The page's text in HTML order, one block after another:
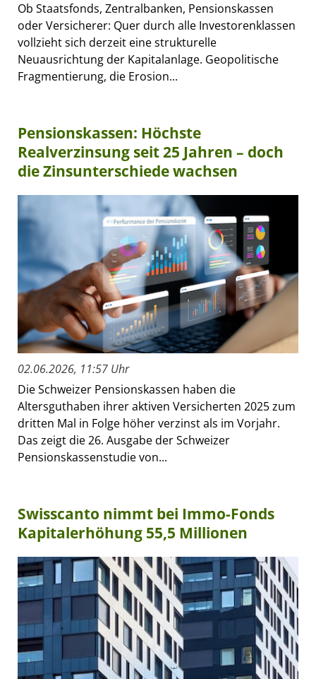
Ob Staatsfonds, Zentralbanken, Pensionskassen
oder Versicherer: Quer durch alle Investorenklassen
vollzieht sich derzeit eine strukturelle
Neuausrichtung der Kapitalanlage. Geopolitische
Fragmentierung, die Erosion...
Pensionskassen: Höchste
Realverzinsung seit 25 Jahren – doch
die Zinsunterschiede wachsen
02.06.2026, 11:57 Uhr
Die Schweizer Pensionskassen haben die
Altersguthaben ihrer aktiven Versicherten 2025 zum
dritten Mal in Folge höher verzinst als im Vorjahr.
Das zeigt die 26. Ausgabe der Schweizer
Pensionskassenstudie von...
Swisscanto nimmt bei Immo-Fonds
Kapitalerhöhung 55,5 Millionen